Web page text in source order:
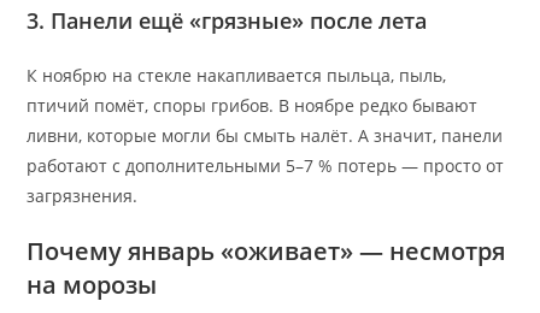
3. Панели ещё «грязные» после лета
К ноябрю на стекле накапливается пыльца, пыль,
птичий помёт, споры грибов. В ноябре редко бывают
ливни, которые могли бы смыть налёт. А значит, панели
работают с дополнительными 5–7 % потерь — просто от
загрязнения.
Почему январь «оживает» — несмотря
на морозы